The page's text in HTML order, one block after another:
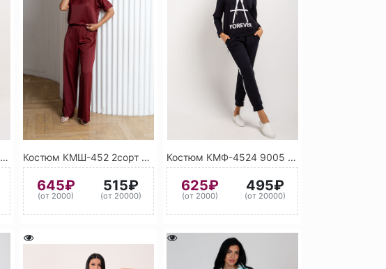
Костюм КМФ-4549 3023 (Вишневый) Костюм КМШ-452 2сорт ассорти
645₽
(от 2000)
515₽
(от 20000)
Костюм КМФ-4524 9005 (Чёрный янтарь)
625₽
(от 2000)
495₽
(от 20000)